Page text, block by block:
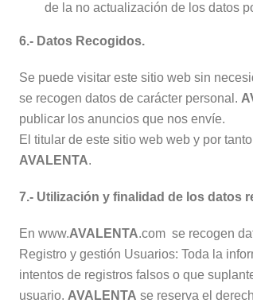
de la no actualización de los datos
6.- Datos Recogidos.
Se puede visitar este sitio web sin
se recogen datos de carácter personal.
publicar los anuncios que nos envíe.
El titular de este sitio web web y por
AVALENTA.
7.- Utilización y finalidad de los datos
En www.AVALENTA.com se recogen
Registro y gestión Usuarios: Toda la
intentos de registros falsos o que
usuario. AVALENTA se reserva el